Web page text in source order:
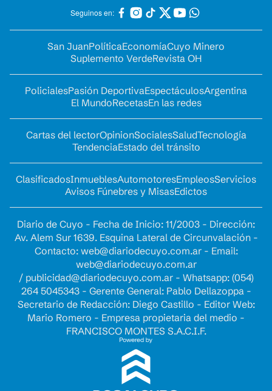
Seguinos en:
San JuanPolíticaEconomíaCuyo Minero
Suplemento VerdeRevista OH
PolicialesPasión DeportivaEspectáculosArgentina
El MundoRecetasEn las redes
Cartas del lectorOpinionSocialesSaludTecnología
TendenciaEstado del tránsito
ClasificadosInmueblesAutomotoresEmpleosServicios
Avisos Fúnebres y MisasEdictos
Diario de Cuyo - Fecha de Inicio: 11/2003 - Dirección:
Av. Alem Sur 1639. Esquina Lateral de Circunvalación -
Contacto: web@diariodecuyo.com.ar- Email:
web@diariodecuyo.com.ar
/ publicidad@diariodecuyo.com.ar- Whatsapp: (054)
264 5045343 - Gerente General: Pablo Dellazoppa -
Secretario de Redacción: Diego Castillo - Editor Web:
Mario Romero - Empresa propietaria del medio -
FRANCISCO MONTES S.A.C.I.F.